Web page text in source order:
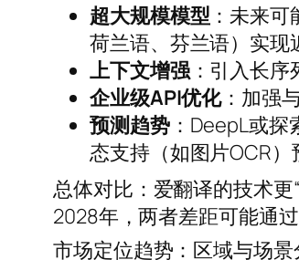
超大规模模型 ：未来
荷兰语、芬兰语）实现
上下文增强：引入长序
企业级API优化：加强
预测趋势：DeepL或探
态支持（如图片OCR）
总体对比：爱翻译的技术
2028年，两者差距可能通过
市场定位趋势：区域与场景